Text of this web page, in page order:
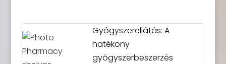
Gyógyszerellátás: A
hatékony
gyógyszerbeszerzés